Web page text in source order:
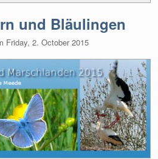
und Bläulingen
Friday, 2. October 2015